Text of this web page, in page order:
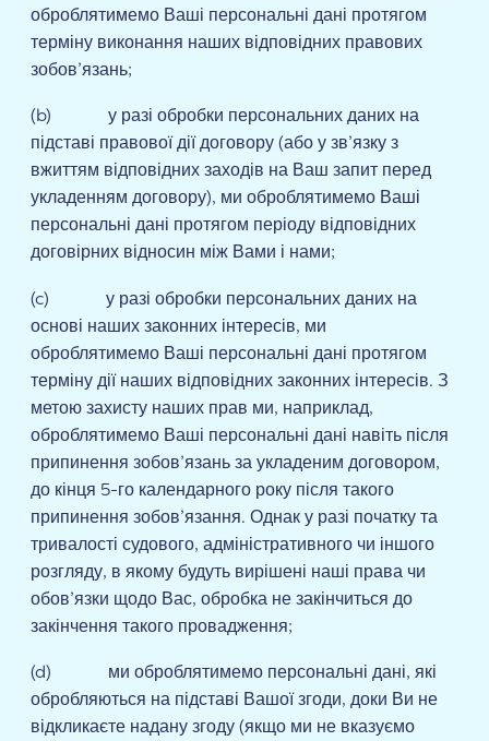
оброблятимемо Ваші персональні дані протягом
терміну виконання наших відповідних правових
зобов’язань;
(b) у разі обробки персональних даних на
підставі правової дії договору (або у зв’язку з
вжиттям відповідних заходів на Ваш запит перед
укладенням договору), ми оброблятимемо Ваші
персональні дані протягом періоду відповідних
договірних відносин між Вами і нами;
(c) у разі обробки персональних даних на
основі наших законних інтересів, ми
оброблятимемо Ваші персональні дані протягом
терміну дії наших відповідних законних інтересів. З
метою захисту наших прав ми, наприклад,
оброблятимемо Ваші персональні дані навіть після
припинення зобов’язань за укладеним договором,
до кінця 5-го календарного року після такого
припинення зобов’язання. Однак у разі початку та
тривалості судового, адміністративного чи іншого
розгляду, в якому будуть вирішені наші права чи
обов’язки щодо Вас, обробка не закінчиться до
закінчення такого провадження;
(d) ми оброблятимемо персональні дані, які
обробляються на підставі Вашої згоди, доки Ви не
відкликаєте надану згоду (якщо ми не вказуємо